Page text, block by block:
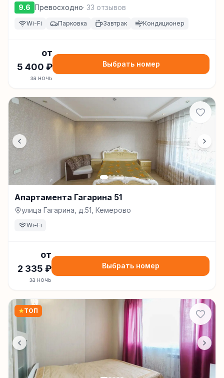
9.6 Превосходно· 33 отзывов
Wi-Fi Парковка Завтрак Кондиционер
от
5 400 ₽
за ночь
Выбрать номер
Апартамента Гагарина 51
улица Гагарина, д.51, Кемерово
Wi-Fi
от
2 335 ₽
за ночь
Выбрать номер
★ТОП